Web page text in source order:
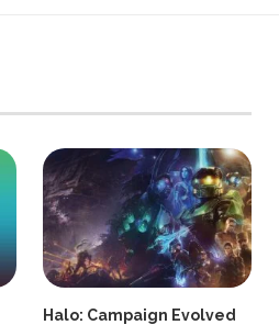
Halo: Campaign Evolved